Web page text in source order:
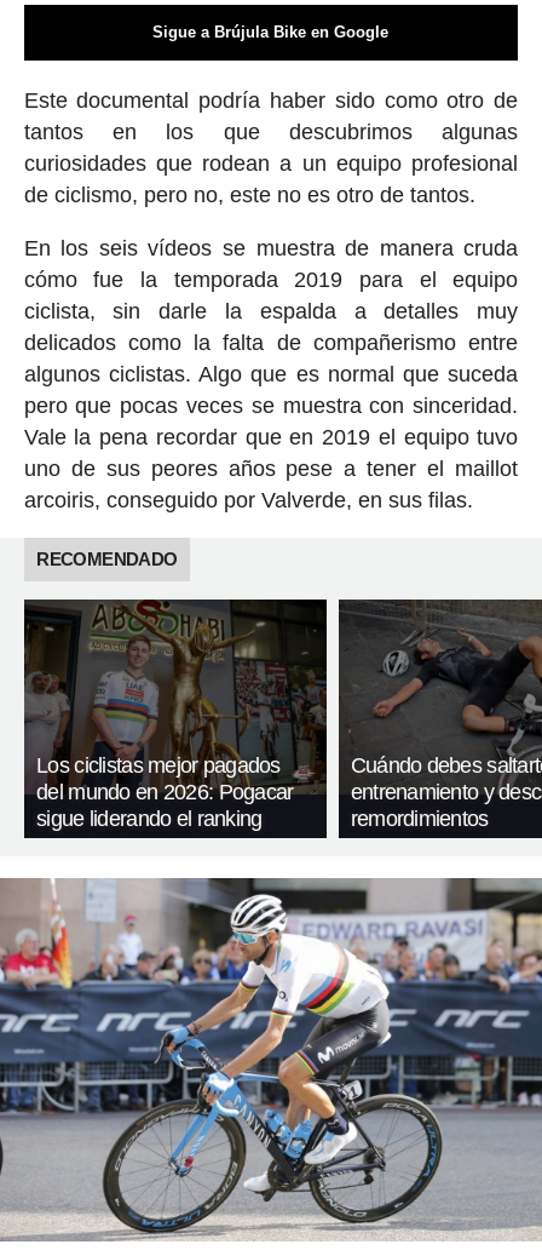
Sigue a Brújula Bike en Google
Este documental podría haber sido como otro de
tantos en los que descubrimos algunas
curiosidades que rodean a un equipo profesional
de ciclismo, pero no, este no es otro de tantos.
En los seis vídeos se muestra de manera cruda
cómo fue la temporada 2019 para el equipo
ciclista, sin darle la espalda a detalles muy
delicados como la falta de compañerismo entre
algunos ciclistas. Algo que es normal que suceda
pero que pocas veces se muestra con sinceridad.
Vale la pena recordar que en 2019 el equipo tuvo
uno de sus peores años pese a tener el maillot
arcoiris, conseguido por Valverde, en sus filas.
RECOMENDADO
Los ciclistas mejor pagados
del mundo en 2026: Pogacar
sigue liderando el ranking
Cuándo debes
entrenamiento y
remordimientos